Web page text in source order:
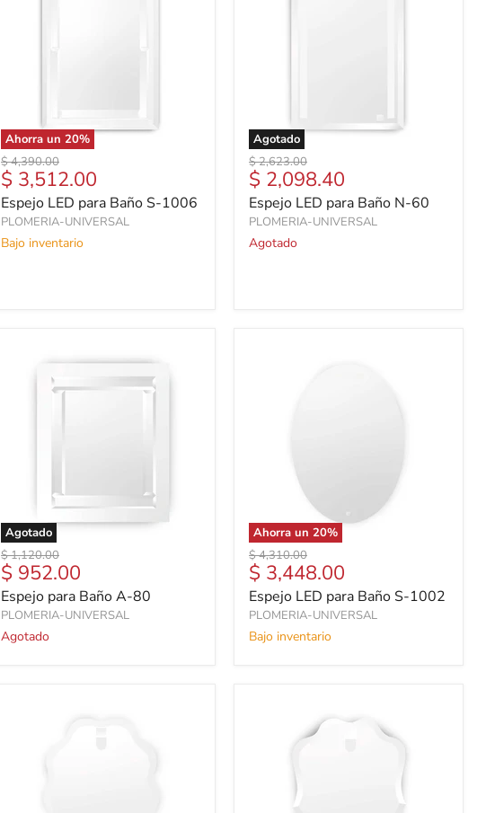
Ahorra un 20%
Precio
original
$ 4,390.00
Precio
actual
$ 3,512.00
Espejo LED para Baño S-1006
PLOMERIA-UNIVERSAL
Bajo inventario
Agotado
Precio
original
$ 2,623.00
Precio
actual
$ 2,098.40
Espejo LED para Baño N-60
PLOMERIA-UNIVERSAL
Agotado
Agotado
Precio
original
$ 1,120.00
Precio
actual
$ 952.00
Espejo para Baño A-80
PLOMERIA-UNIVERSAL
Agotado
Ahorra un 20%
Precio
original
$ 4,310.00
Precio
actual
$ 3,448.00
Espejo LED para Baño S-1002
PLOMERIA-UNIVERSAL
Bajo inventario